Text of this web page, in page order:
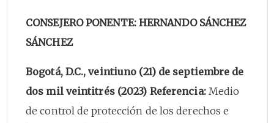
CONSEJERO PONENTE: HERNANDO SÁNCHEZ
SÁNCHEZ
Bogotá, D.C., veintiuno (21) de septiembre de
dos mil veintitrés (2023) Referencia: Medio
de control de protección de los derechos e